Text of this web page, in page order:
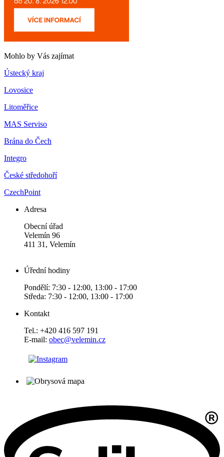
Mohlo by Vás zajímat
Ústecký kraj
Lovosice
Litoměřice
MAS Serviso
Brána do Čech
Integro
České středohoří
CzechPoint
Adresa
Obecní úřad
Velemín 96
411 31, Velemín
Úřední hodiny
Pondělí: 7:30 - 12:00, 13:00 - 17:00
Středa: 7:30 - 12:00, 13:00 - 17:00
Kontakt
Tel.: +420 416 597 191
E-mail: obec@velemin.cz